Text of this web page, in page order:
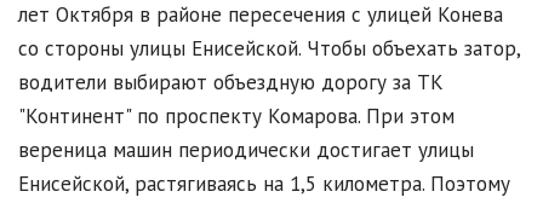
лет Октября в районе пересечения с улицей Конева
со стороны улицы Енисейской. Чтобы объехать затор,
водители выбирают объездную дорогу за ТК
"Континент" по проспекту Комарова. При этом
вереница машин периодически достигает улицы
Енисейской, растягиваясь на 1,5 километра. Поэтому